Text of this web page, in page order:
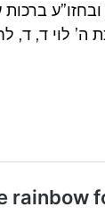
ה’ לוי ד, ד,